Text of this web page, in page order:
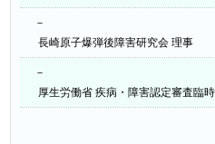
－
長崎原子爆弾後障害研究会 理事
－
厚生労働省 疾病・障害認定審査臨